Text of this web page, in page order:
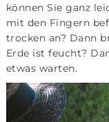
können Sie ganz
mit den Fingern
trocken an? Dann
Erde ist feucht?
etwas warten.